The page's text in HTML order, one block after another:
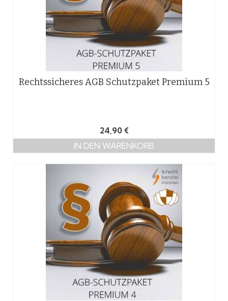
Rechtssicheres AGB Schutzpaket Premium 5
24,90 €
IN DEN WARENKORB